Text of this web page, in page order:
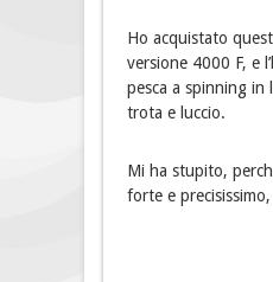
Ho acquistato
versione 4000 F, e
pesca a spinning in
trota e luccio.
Mi ha stupito,
forte e